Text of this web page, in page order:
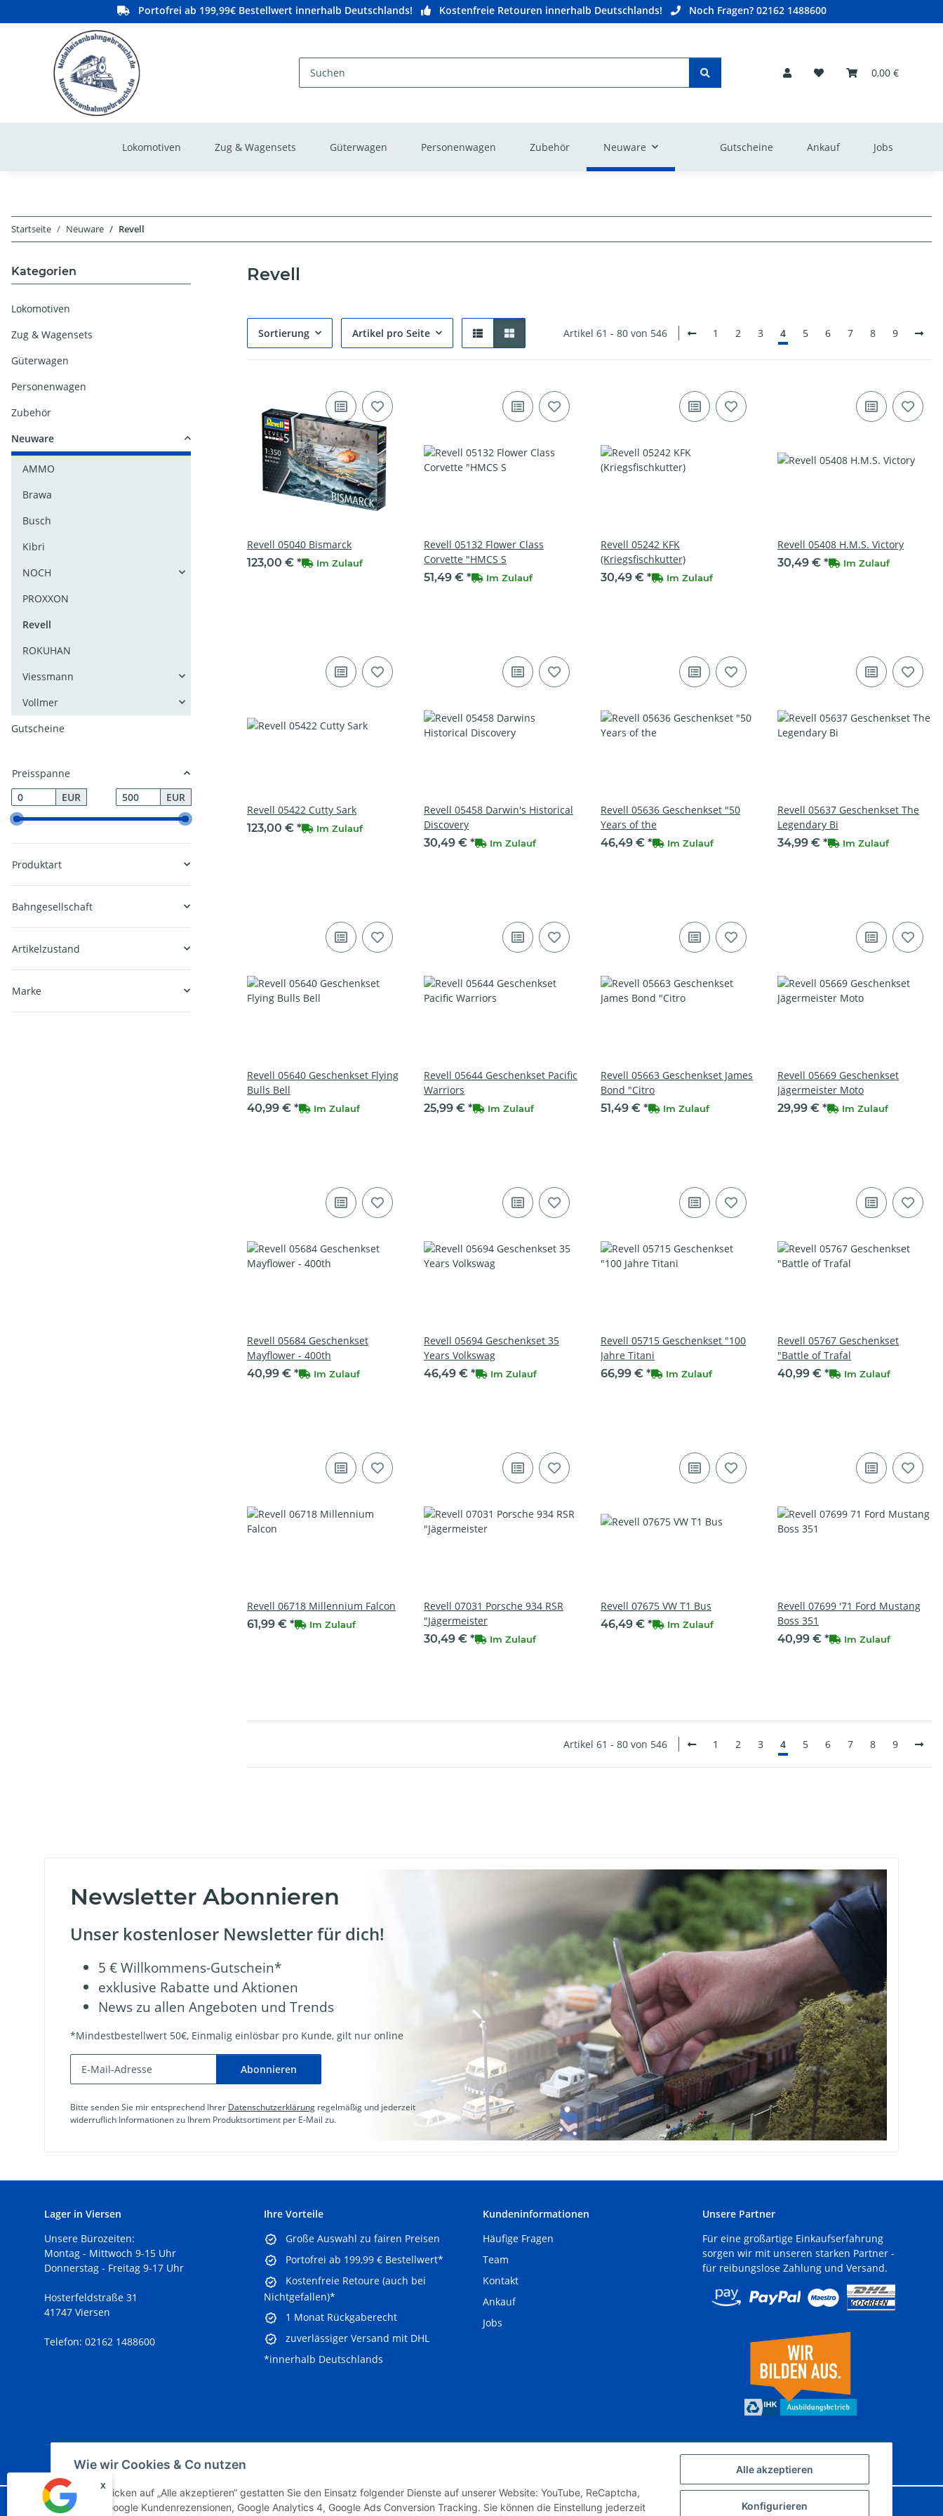
Alle akzeptieren
Konfigurieren
Wie wir Cookies & Co nutzen
Durch Klicken auf „Alle akzeptieren“ gestatten Sie den Einsatz folgender Dienste auf unserer Website: YouTube, ReCaptcha,
Brevo, Google Kundenrezensionen, Google Analytics 4, Google Ads Conversion Tracking. Sie können die Einstellung jederzeit
Portofrei ab 199,99€ Bestellwert innerhalb Deutschlands! Kostenfreie Retouren innerhalb Deutschlands! Noch Fragen? 02162 1488600
0,00 €
Lokomotiven Zug & Wagensets Güterwagen Personenwagen Zubehör Neuware Gutscheine Ankauf Jobs
Startseite Neuware Revell
Revell
Sortierung Artikel pro Seite Artikel 61 - 80 von 546 1 2 3 4 5 6 7 8 9
Revell 05040 Bismarck
123,00 € * Im Zulauf
Revell 05132 Flower Class
Corvette "HMCS S
51,49 € * Im Zulauf
Revell 05242 KFK
(Kriegsfischkutter)
30,49 € * Im Zulauf
Revell 05408 H.M.S. Victory
30,49 € * Im Zulauf
Revell 05422 Cutty Sark
123,00 € * Im Zulauf
Revell 05458 Darwin's Historical
Discovery
30,49 € * Im Zulauf
Revell 05636 Geschenkset "50
Years of the
46,49 € * Im Zulauf
Revell 05637 Geschenkset The
Legendary Bi
34,99 € * Im Zulauf
Revell 05640 Geschenkset Flying
Bulls Bell
40,99 € * Im Zulauf
Revell 05644 Geschenkset Pacific
Warriors
25,99 € * Im Zulauf
Revell 05663 Geschenkset James
Bond "Citro
51,49 € * Im Zulauf
Revell 05669 Geschenkset
Jägermeister Moto
29,99 € * Im Zulauf
Revell 05684 Geschenkset
Mayflower - 400th
40,99 € * Im Zulauf
Revell 05694 Geschenkset 35
Years Volkswag
46,49 € * Im Zulauf
Revell 05715 Geschenkset "100
Jahre Titani
66,99 € * Im Zulauf
Revell 05767 Geschenkset
"Battle of Trafal
40,99 € * Im Zulauf
Revell 06718 Millennium Falcon
61,99 € * Im Zulauf
Revell 07031 Porsche 934 RSR
"Jägermeister
30,49 € * Im Zulauf
Revell 07675 VW T1 Bus
46,49 € * Im Zulauf
Revell 07699 '71 Ford Mustang
Boss 351
40,99 € * Im Zulauf
Artikel 61 - 80 von 546 1 2 3 4 5 6 7 8 9
Kategorien
Lokomotiven
Zug & Wagensets
Güterwagen
Personenwagen
Zubehör
Neuware
AMMO
Brawa
Busch
Kibri
NOCH
PROXXON
Revell
ROKUHAN
Viessmann
Vollmer
Gutscheine
Preisspanne
EUR
EUR
Produktart
Bahngesellschaft
Artikelzustand
Marke
Newsletter Abonnieren
Unser kostenloser Newsletter für dich!
5 € Willkommens-Gutschein*
exklusive Rabatte und Aktionen
News zu allen Angeboten und Trends
*Mindestbestellwert 50€, Einmalig einlösbar pro Kunde, gilt nur online
Abonnieren
Bitte senden Sie mir entsprechend Ihrer Datenschutzerklärung regelmäßig und jederzeit
widerruflich Informationen zu Ihrem Produktsortiment per E-Mail zu.
Lager in Viersen
Unsere Bürozeiten:
Montag - Mittwoch 9-15 Uhr
Donnerstag - Freitag 9-17 Uhr
Hosterfeldstraße 31
41747 Viersen
Telefon: 02162 1488600
Ihre Vorteile
Große Auswahl zu fairen Preisen
Portofrei ab 199,99 € Bestellwert*
Kostenfreie Retoure (auch bei
Nichtgefallen)*
1 Monat Rückgaberecht
zuverlässiger Versand mit DHL
*innerhalb Deutschlands
Kundeninformationen
Häufige Fragen
Team
Kontakt
Ankauf
Jobs
Unsere Partner
Für eine großartige Einkaufserfahrung
sorgen wir mit unseren starken Partner -
für reibungslose Zahlung und Versand.
Vertrag widerrufen
Google Analytics deaktivieren
© Modelleisenbahngebraucht.de Powered byJTL-Shop
x